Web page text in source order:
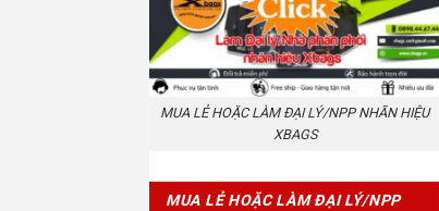
MUA LẺ HOẶC LÀM ĐẠI LÝ/NPP NHÃN HIỆU
XBAGS
MUA LẺ HOẶC LÀM ĐẠI LÝ/NPP